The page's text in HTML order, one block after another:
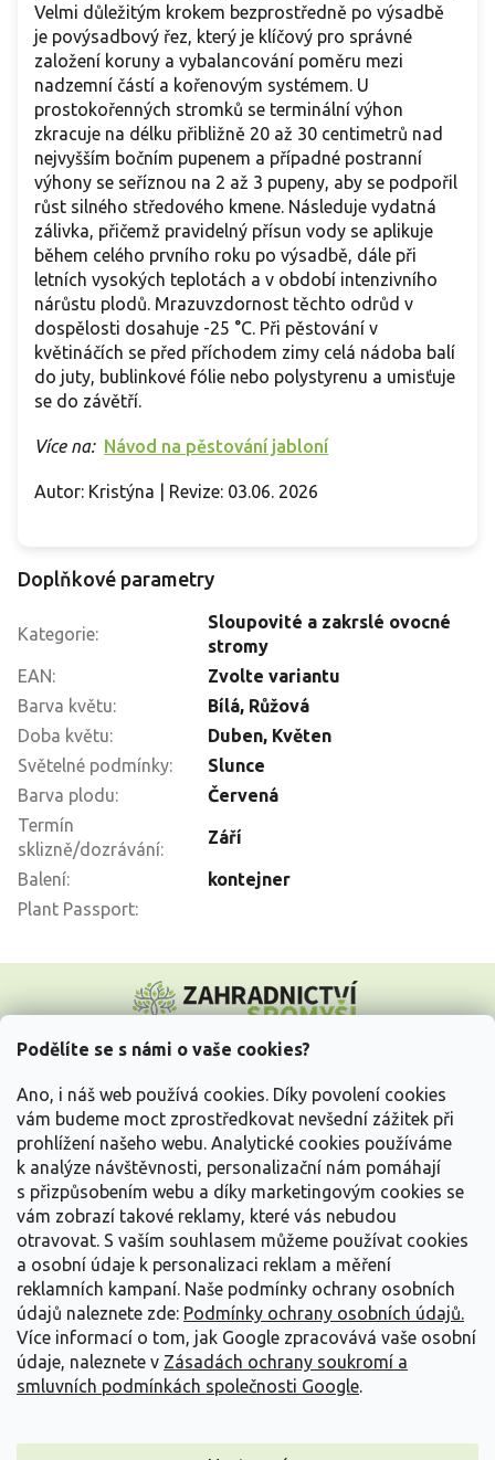
Podělíte se s námi o vaše cookies?
Ano, i náš web používá cookies. Díky povolení cookies
vám budeme moct zprostředkovat nevšední zážitek při
prohlížení našeho webu. Analytické cookies používáme
k analýze návštěvnosti, personalizační nám pomáhají
s přizpůsobením webu a díky marketingovým cookies se
vám zobrazí takové reklamy, které vás nebudou
otravovat. S vaším souhlasem můžeme používat cookies
a osobní údaje k personalizaci reklam a měření
reklamních kampaní. Naše podmínky ochrany osobních
údajů naleznete zde: Podmínky ochrany osobních údajů.
Více informací o tom, jak Google zpracovává vaše osobní
údaje, naleznete v Zásadách ochrany soukromí a
smluvních podmínkách společnosti Google.
Velmi důležitým krokem bezprostředně po výsadbě
je povýsadbový řez, který je klíčový pro správné
založení koruny a vybalancování poměru mezi
nadzemní částí a kořenovým systémem. U
prostokořenných stromků se terminální výhon
zkracuje na délku přibližně 20 až 30 centimetrů nad
nejvyšším bočním pupenem a případné postranní
výhony se seříznou na 2 až 3 pupeny, aby se podpořil
růst silného středového kmene. Následuje vydatná
zálivka, přičemž pravidelný přísun vody se aplikuje
během celého prvního roku po výsadbě, dále při
letních vysokých teplotách a v období intenzivního
nárůstu plodů. Mrazuvzdornost těchto odrůd v
dospělosti dosahuje -25 °C. Při pěstování v
květináčích se před příchodem zimy celá nádoba balí
do juty, bublinkové fólie nebo polystyrenu a umisťuje
se do závětří.
Více na: Návod na pěstování jabloní
Autor: Kristýna | Revize: 03.06. 2026
Doplňkové parametry
Kategorie:
Sloupovité a zakrslé ovocné
stromy
EAN:
Zvolte variantu
Barva květu:
Bílá, Růžová
Doba květu:
Duben, Květen
Světelné podmínky:
Slunce
Barva plodu:
Červená
Termín
sklizně/dozrávání:
Září
Balení:
kontejner
Plant Passport:
p
Vše o nákupu
Informace pro Vás
Kontakujte nás
Vytvořil Shoptet